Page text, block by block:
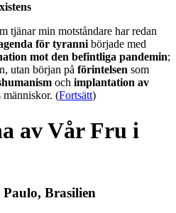
tjänar min motståndare har redan
för tyranni började med
mot den befintliga pandemin;
utan början på förintelsen som
och implantation av
(Fortsätt)
av Vår Fru i
Paulo, Brasilien